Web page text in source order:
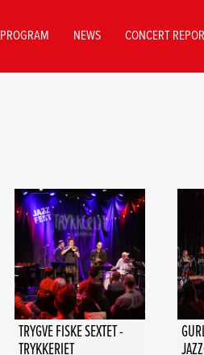
PROGRAM NEWS CONCERT
TRYGVE FISKE SEXTET -
TRYKKERIET